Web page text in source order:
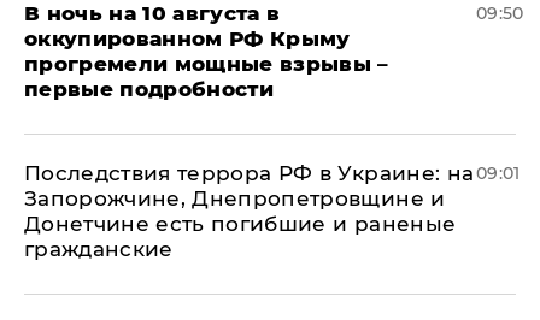
В ночь на 10 августа в
оккупированном РФ Крыму
прогремели мощные взрывы –
первые подробности
09:50
Последствия террора РФ в Украине: на
Запорожчине, Днепропетровщине и
Донетчине есть погибшие и раненые
гражданские
09:01